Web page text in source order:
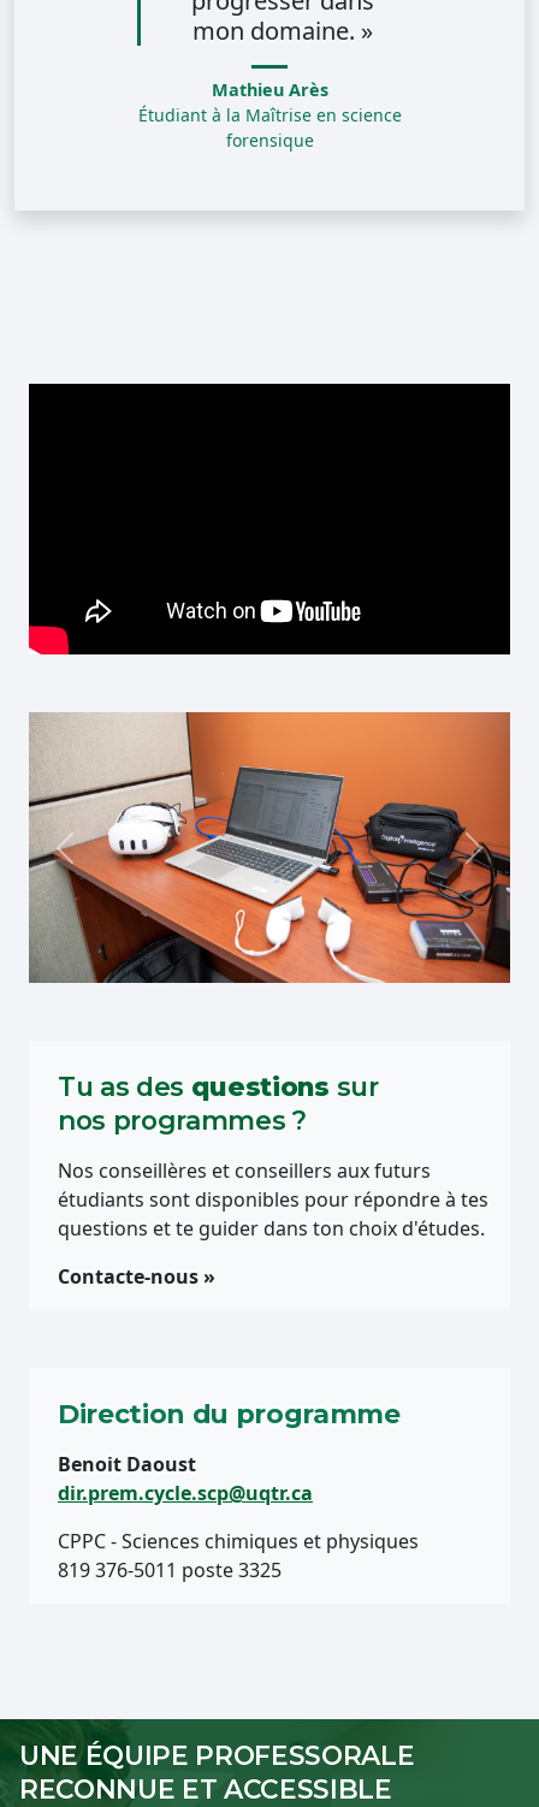
mon domaine. »
Mathieu Arès
Étudiant à la Maîtrise en science
forensique
Précédent Suivant
Tu as des questions sur
nos programmes ?
Nos conseillères et conseillers aux futurs
étudiants sont disponibles pour répondre à tes
questions et te guider dans ton choix d'études.
Contacte-nous »
Direction du programme
Benoit Daoust
dir.prem.cycle.scp@uqtr.ca
CPPC - Sciences chimiques et physiques
819 376-5011 poste 3325
UNE ÉQUIPE PROFESSORALE
RECONNUE ET ACCESSIBLE